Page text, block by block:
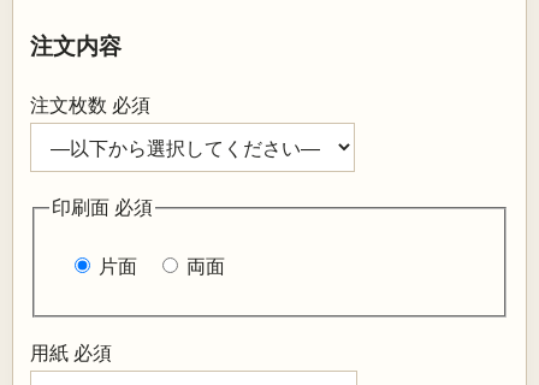
注文内容
注文枚数 必須
印刷面 必須
片面 両面
用紙 必須